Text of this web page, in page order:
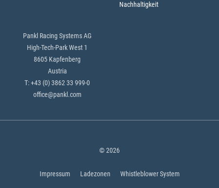
Nachhaltigkeit
Pankl Racing Systems AG
High-Tech-Park West 1
8605 Kapfenberg
Austria
T: +43 (0) 3862 33 999-0
office@pankl.com
© 2026
Impressum Ladezonen Whistleblower System